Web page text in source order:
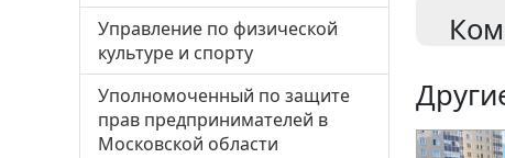
Управление по физической
культуре и спорту
Уполномоченный по защите
прав предпринимателей в
Московской области